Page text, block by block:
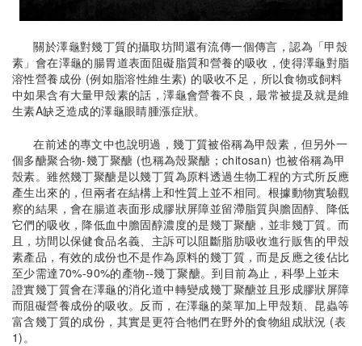
關於澤龜對幾丁質的攝取坊間還有流傳一個傳言，認為「甲殼
素」會在澤龜的腸胃道表面阻礙脂質和營養的吸收，使得澤龜對脂
溶性營養成份 (例如脂溶性維生素) 的吸收不足，所以食物或飼料
中如果含有大量甲殼素的話，澤龜會營養不良，最常被提及就是維
生素A缺乏造成的澤龜眼睛腫漲症狀。
在前述的專文中也說明過，幾丁質被俗稱為甲殼素，但另外一
個多醣聚合物-幾丁聚醣 (也稱為殼聚醣；chitosan) 也被俗稱為甲
殼素。雖然幾丁聚醣是以幾丁質為原料透過生物工程的方式所反應
產生出來的，但兩者在結構上和性質上並不相同。根據動物實驗觀
察的結果，會在腸道表面形成膠狀屏障並留滯脂質與膽固醇、降低
它們的吸收，降低血中膽固醇濃度的是幾丁聚醣，並非幾丁質。而
且，坊間以保健食品名義、主訴可以阻斷脂肪吸收進行販售的甲殼
素產品，有效的成份也不是作為原料的幾丁質，而是反應之後佔比
至少需達70%-90%的產物--幾丁聚醣。到目前為止，科學上並未
證實幾丁質會在澤龜的消化道中轉變成幾丁聚醣並且形成膠狀屏障
而阻礙營養成份的吸收。反而，在澤龜的菜單加上甲殼類、昆蟲等
富含幾丁質的成份，其實是更符合牠們在野外的食物組成狀況 (表
1)。